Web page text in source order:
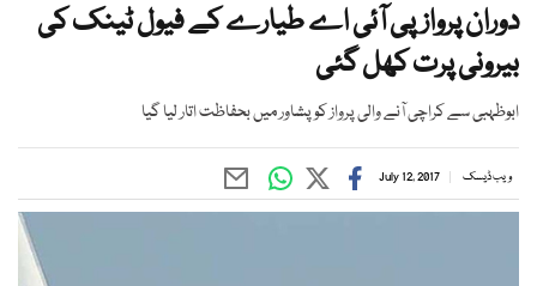
دوران پروازپی آئی اے طیارے کے فیول ٹینک کی
بیرونی پرت کھل گئی
ابوظہبی سے کراچی آنے والی پرواز کو پشاور میں بحفاظت اتار لیا گیا
ویب ڈیسک July 12, 2017